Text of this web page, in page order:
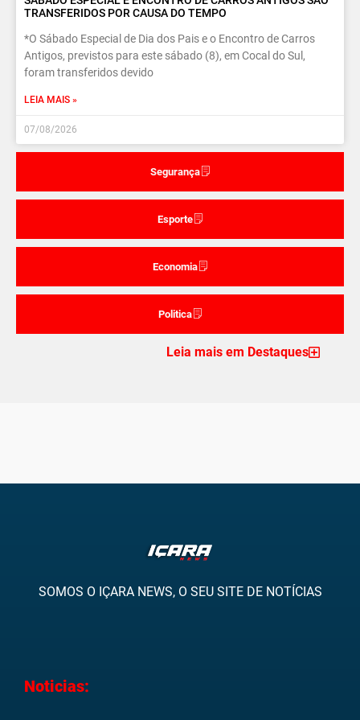
Segurança
Esporte
Economia
Politica
TRANSFERIDOS POR CAUSA DO TEMPO
*O Sábado Especial de Dia dos Pais e o Encontro de Carros
Antigos, previstos para este sábado (8), em Cocal do Sul,
foram transferidos devido
LEIA MAIS »
07/08/2026
Leia mais em Destaques
SOMOS O IÇARA NEWS, O SEU SITE DE NOTÍCIAS
Noticias: